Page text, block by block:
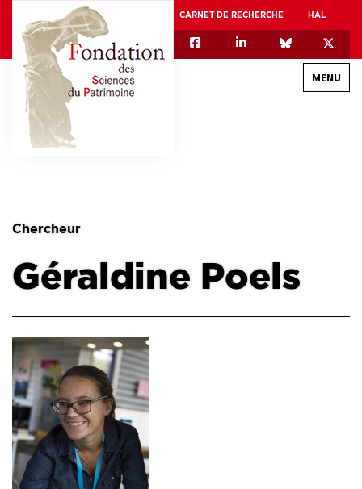
CARNET DE RECHERCHE HAL
MENU
ASSOCIATION DES JEUNES CHERCHEURS EN SCIENCES DU PATRIMOINE – AFJ2CSP
EQUIPEX PATRIMEX
EQUIPEX + ESPADON
MÉCÉNAT
Chercheur
Géraldine Poels